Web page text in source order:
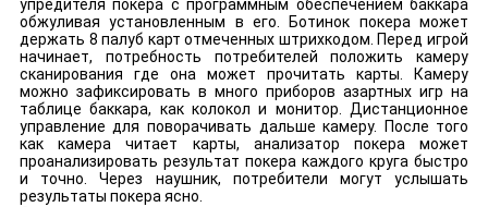
упредителя покера с программным обеспечением баккара
обжуливая установленным в его. Ботинок покера может
держать 8 палуб карт отмеченных штрихкодом. Перед игрой
начинает, потребность потребителей положить камеру
сканирования где она может прочитать карты. Камеру
можно зафиксировать в много приборов азартных игр на
таблице баккара, как колокол и монитор. Дистанционное
управление для поворачивать дальше камеру. После того
как камера читает карты, анализатор покера может
проанализировать результат покера каждого круга быстро
и точно. Через наушник, потребители могут услышать
результаты покера ясно.